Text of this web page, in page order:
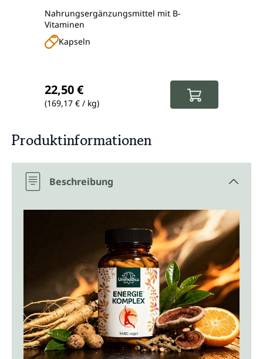
Nahrungsergänzungsmittel mit B-
Vitaminen
Kapseln
22,50 €
(169,17 € / kg)
Produktinformationen
Beschreibung